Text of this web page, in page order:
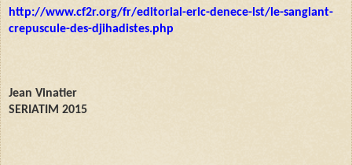
http://www.cf2r.org/fr/editorial-eric-denece-lst/le-sanglant-
crepuscule-des-djihadistes.php
Jean Vinatier
SERIATIM 2015